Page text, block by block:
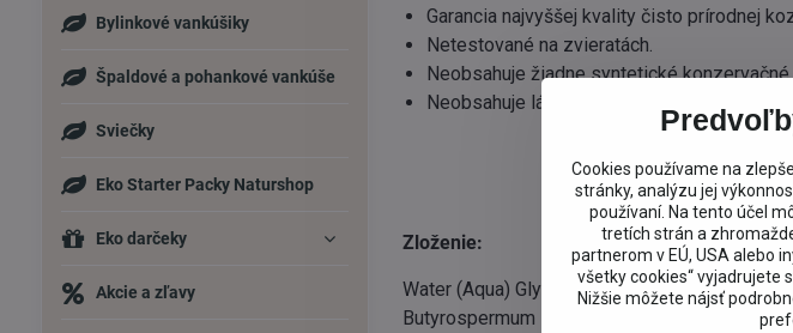
Garancia najvyššej kvality čisto prírodnej
Netestované na zvieratách.
Neobsahuje žiadne syntetické
Neobsahuje látky na báze minerálnych
Zloženie:
Water (Aqua) Glycerin Olea Europaea (Olive)
Butyrospermum Parkii (Shea) Butter Ricinus
Bylinkové vankúšiky
Špaldové a pohankové vankúše
Sviečky
Eko Starter Packy Naturshop
Eko darčeky
Akcie a zľavy
Cookies používame na
stránky, analýzu jej
používaní. Na tento účel
tretích strán a
partnerom v EÚ, USA alebo
všetky cookies“ vyjadrujete
Nižšie môžete nájsť